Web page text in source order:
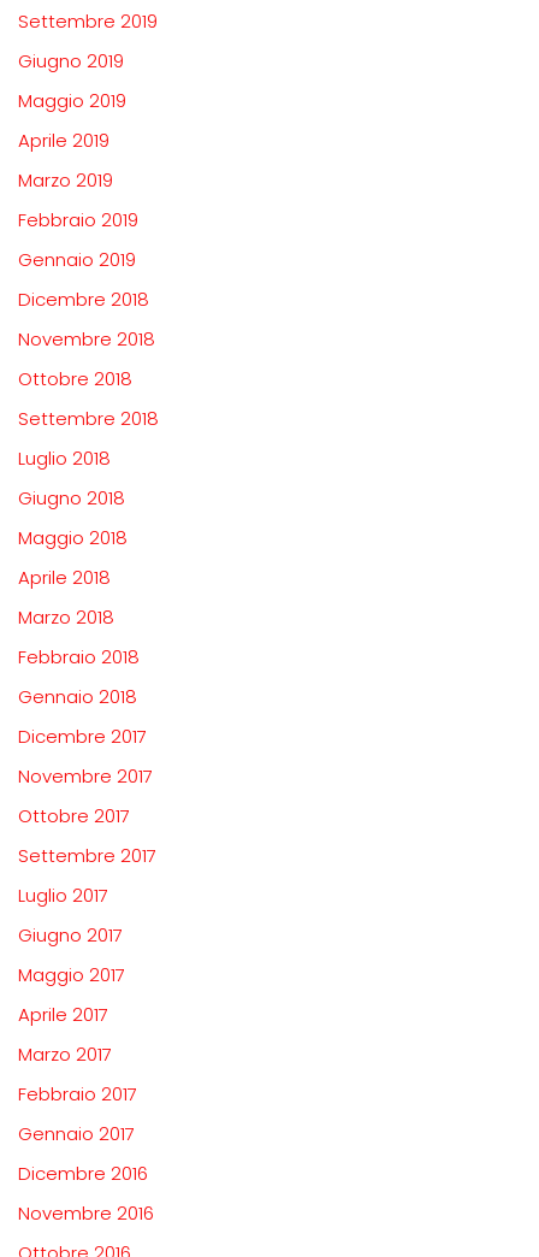
Settembre 2019
Giugno 2019
Maggio 2019
Aprile 2019
Marzo 2019
Febbraio 2019
Gennaio 2019
Dicembre 2018
Novembre 2018
Ottobre 2018
Settembre 2018
Luglio 2018
Giugno 2018
Maggio 2018
Aprile 2018
Marzo 2018
Febbraio 2018
Gennaio 2018
Dicembre 2017
Novembre 2017
Ottobre 2017
Settembre 2017
Luglio 2017
Giugno 2017
Maggio 2017
Aprile 2017
Marzo 2017
Febbraio 2017
Gennaio 2017
Dicembre 2016
Novembre 2016